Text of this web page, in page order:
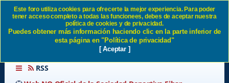
SD EIBAR FEMENINO -
Página 120 SD Eibar
RSS
Este foro utiliza cookies para ofrecerte la mejor experiencia. Para poder
tener acceso completo a todas las funcionees, debes de aceptar nuestra
política de cookies y de privacidad.
Puedes obtener más información haciendo clic en la parte inferior de
esta página en "Política de privacidad"
[ Aceptar ]